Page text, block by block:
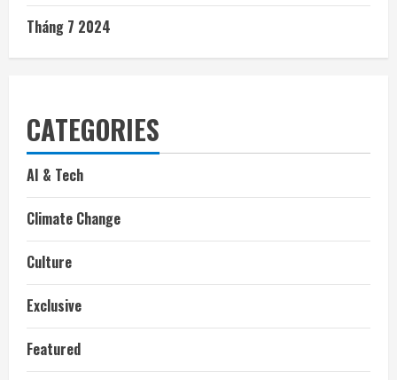
Tháng 7 2024
CATEGORIES
AI & Tech
Climate Change
Culture
Exclusive
Featured